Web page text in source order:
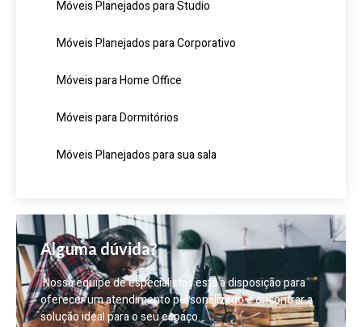
Móveis Planejados para Studio
Móveis Planejados para Corporativo
Móveis para Home Office
Móveis para Dormitórios
Móveis Planejados para sua sala
Alguma dúvida?
Nossa equipe de especialistas está à disposição para
oferecer um atendimento personalizado e encontrar a
solução ideal para o seu espaço.